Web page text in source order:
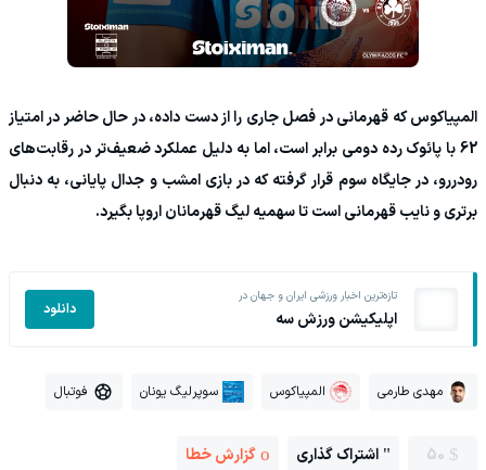
المپیاکوس که قهرمانی در فصل جاری را از دست داده، در حال حاضر در امتیاز
62 با پائوک رده دومی برابر است، اما به دلیل عملکرد ضعیف‌تر در رقابت‌های
رودررو، در جایگاه سوم قرار گرفته که در بازی امشب و جدال پایانی، به دنبال
برتری و نایب قهرمانی است تا سهمیه لیگ قهرمانان اروپا بگیرد.
تازه‌ترین اخبار ورزشی ایران و جهان در
اپلیکیشن ورزش سه دانلود
مهدی طارمی المپیاکوس سوپرلیگ یونان فوتبال
50 اشتراک گذاری گزارش خطا